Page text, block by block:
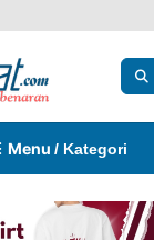
Menu / Kategori